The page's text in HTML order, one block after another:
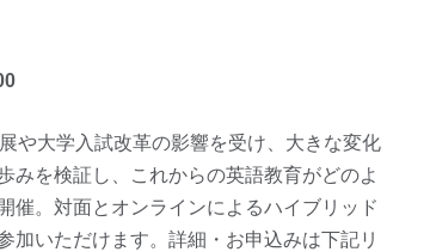
や大学入試改革の影響を受け、大きな変化
みを検証し、これからの英語教育がどのよ
催。対面とオンラインによるハイブリッド
加いただけます。詳細・お申込みは下記リ